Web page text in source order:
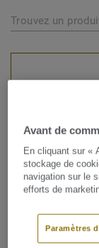
104 documents
MATERIAL
ICONIK PRO 40
Avant de
En cliquant sur «
stockage de
navigation sur le
efforts de
Paramètres